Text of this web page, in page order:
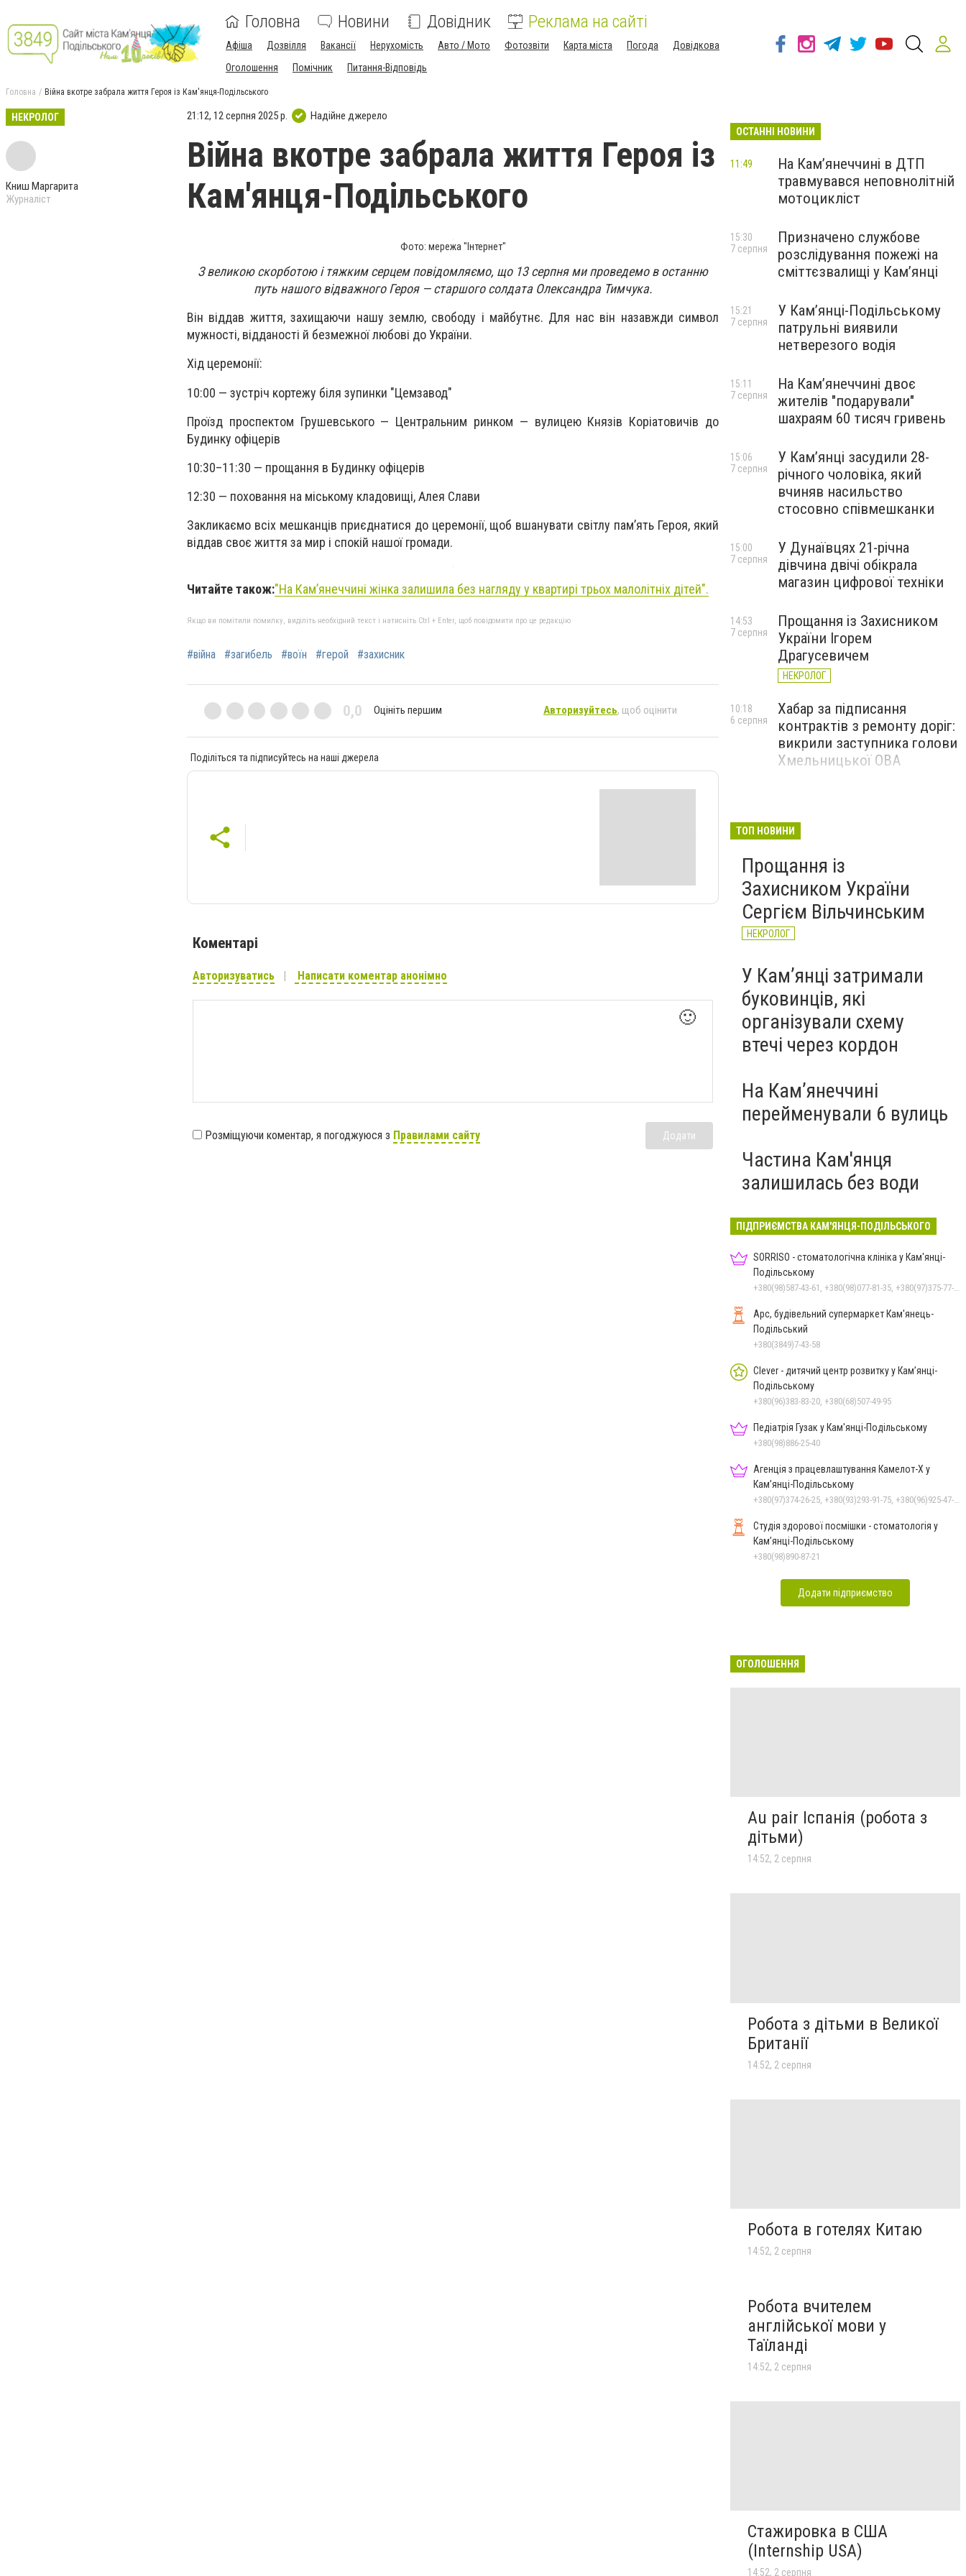
Головна Новини Довідник Реклама на сайті
Афіша Дозвілля Вакансії Нерухомість Авто / Мото Фотозвіти Карта міста Погода
Довідкова
Оголошення
Помічник Питання-Відповідь
Головна Війна вкотре забрала життя Героя із Кам'янця-Подільського
НЕКРОЛОГ
Книш Маргарита
Журналіст
21:12, 12 серпня 2025 р. Надійне джерело
Війна вкотре забрала життя Героя із
Кам'янця-Подільського
Фото: мережа "Інтернет"
З великою скорботою і тяжким серцем повідомляємо, що 13 серпня ми проведемо в останню
путь нашого відважного Героя — старшого солдата Олександра Тимчука.
Він віддав життя, захищаючи нашу землю, свободу і майбутнє. Для нас він назавжди символ
мужності, відданості й безмежної любові до України.
Хід церемонії:
10:00 — зустріч кортежу біля зупинки "Цемзавод"
Проїзд проспектом Грушевського — Центральним ринком — вулицею Князів Коріатовичів до
Будинку офіцерів
10:30–11:30 — прощання в Будинку офіцерів
12:30 — поховання на міському кладовищі, Алея Слави
Закликаємо всіх мешканців приєднатися до церемонії, щоб вшанувати світлу пам’ять Героя, який
віддав своє життя за мир і спокій нашої громади.
Читайте також:"На Камʼянеччині жінка залишила без нагляду у квартирі трьох малолітніх дітей".
Якщо ви помітили помилку, виділіть необхідний текст і натисніть Ctrl + Enter, щоб повідомити про це редакцію
#війна #загибель #воїн #герой #захисник
0,0 Оцініть першим Авторизуйтесь, щоб оцінити
Поділіться та підписуйтесь на наші джерела
Коментарі
Авторизуватись Написати коментар анонімно
🙂
Розміщуючи коментар, я погоджуюся з Правилами сайту Додати
ОСТАННІ НОВИНИ
На Кам’янеччині в ДТП
травмувався неповнолітній
мотоцикліст
11:49
Призначено службове
розслідування пожежі на
сміттєзвалищі у Кам’янці
15:30
7 серпня
У Кам’янці-Подільському
патрульні виявили
нетверезого водія
15:21
7 серпня
На Камʼянеччині двоє
жителів "подарували"
шахраям 60 тисяч гривень
15:11
7 серпня
У Камʼянці засудили 28-
річного чоловіка, який
вчиняв насильство
стосовно співмешканки
15:06
7 серпня
У Дунаївцях 21-річна
дівчина двічі обікрала
магазин цифрової техніки
15:00
7 серпня
Прощання із Захисником
України Ігорем
Драгусевичем
НЕКРОЛОГ
14:53
7 серпня
Хабар за підписання
контрактів з ремонту доріг:
викрили заступника голови
Хмельницької ОВА
10:18
6 серпня
ТОП НОВИНИ
Прощання із
Захисником України
Сергієм Вільчинським
НЕКРОЛОГ
У Кам’янці затримали
буковинців, які
організували схему
втечі через кордон
На Камʼянеччині
перейменували 6 вулиць
Частина Кам'янця
залишилась без води
ПІДПРИЄМСТВА КАМ'ЯНЦЯ-ПОДІЛЬСЬКОГО
SORRISO - стоматологічна клініка у Кам'янці-
Подільському
+380(98)587-43-61, +380(98)077-81-35, +380(97)375-77-72, +380(97)982-31-07
Арс, будівельний супермаркет Кам'янець-
Подільський
+380(3849)7-43-58
Clever - дитячий центр розвитку у Кам’янці-
Подільському
+380(96)383-83-20, +380(68)507-49-95
Педіатрія Гузак у Кам'янці-Подільському
+380(98)886-25-40
Агенція з працевлаштування Камелот-Х у
Кам’янці-Подільському
+380(97)374-26-25, +380(93)293-91-75, +380(96)925-47-71, +380(73)327-54-83
Студія здорової посмішки - стоматологія у
Кам’янці-Подільському
+380(98)890-87-21
Додати підприємство
ОГОЛОШЕННЯ
Au pair Іспанія (робота з
дітьми)
14:52, 2 серпня
Робота з дітьми в Великої
Британії
14:52, 2 серпня
Робота в готелях Китаю
14:52, 2 серпня
Робота вчителем
англійської мови у
Таїланді
14:52, 2 серпня
Стажировка в США
(Internship USA)
14:52, 2 серпня